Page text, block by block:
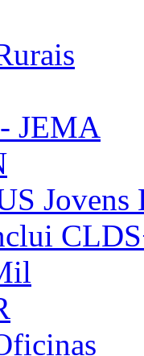
JEMA
Jovens